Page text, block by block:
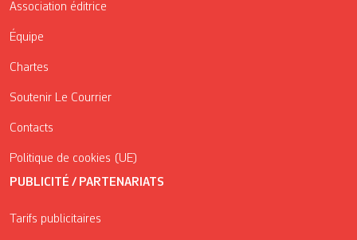
Association éditrice
Équipe
Chartes
Soutenir Le Courrier
Contacts
Politique de cookies (UE)
PUBLICITÉ / PARTENARIATS
Tarifs publicitaires